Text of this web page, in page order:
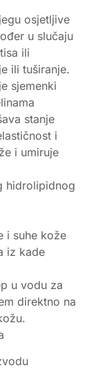
osjetljive
u slučaju
ili
ili tuširanje.
sjemenki
stanje
i
i umiruje
hidrolipidnog
i suhe kože
iz kade
u vodu za
direktno na